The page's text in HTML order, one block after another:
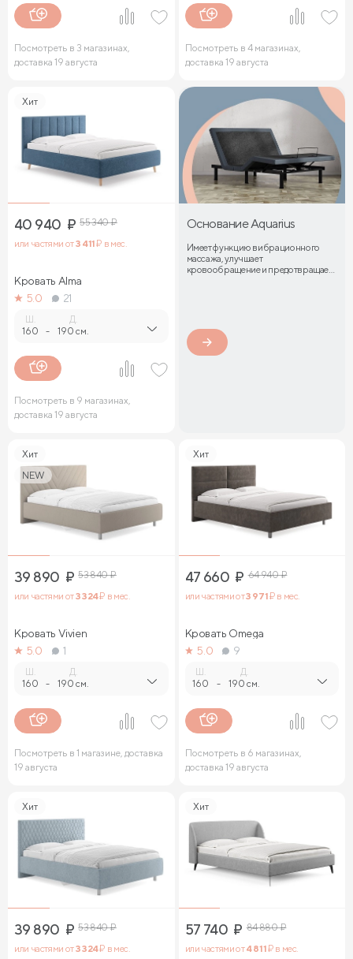
Посмотреть в 3 магазинах,
доставка 19 августа
Посмотреть в 4 магазинах,
доставка 19 августа
Хит
40 940 ₽ 55 340₽
или частями от3 411₽ в мес.
Кровать Alma
5.0
21
160 -
Д.
190 см.
Посмотреть в 9 магазинах,
доставка 19 августа
Основание Aquarius
Имеет функцию вибрационного
массажа, улучшает
кровообращение и предотвращает
Хит
NEW
39 890 ₽ 53 840₽
или частями от3 324₽ в мес.
Кровать Vivien
5.0
1
160 -
Д.
190 см.
Посмотреть в 1 магазине, доставка
19 августа
Хит
47 660 ₽ 64 940₽
или частями от3 971₽ в мес.
Кровать Omega
5.0
9
160 -
Д.
190 см.
Посмотреть в 6 магазинах,
доставка 19 августа
Хит
39 890 ₽ 53 840₽
или частями от3 324₽ в мес.
Хит
57 740 ₽ 84 880₽
или частями от4 811₽ в мес.